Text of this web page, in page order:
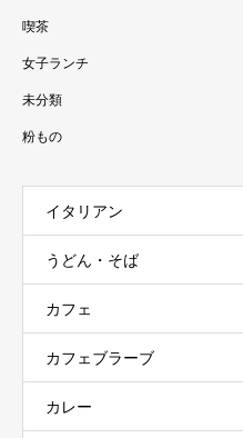
喫茶
女子ランチ
未分類
粉もの
イタリアン
うどん・そば
カフェ
カフェブラーブ
カレー